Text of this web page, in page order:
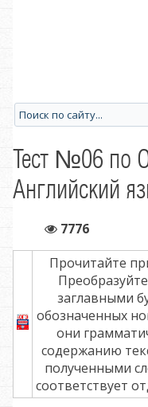
Тест №06 по
Английский
7776
Прочитайте
заглавными
обозначенных
они
содержанию
полученными
соответствует